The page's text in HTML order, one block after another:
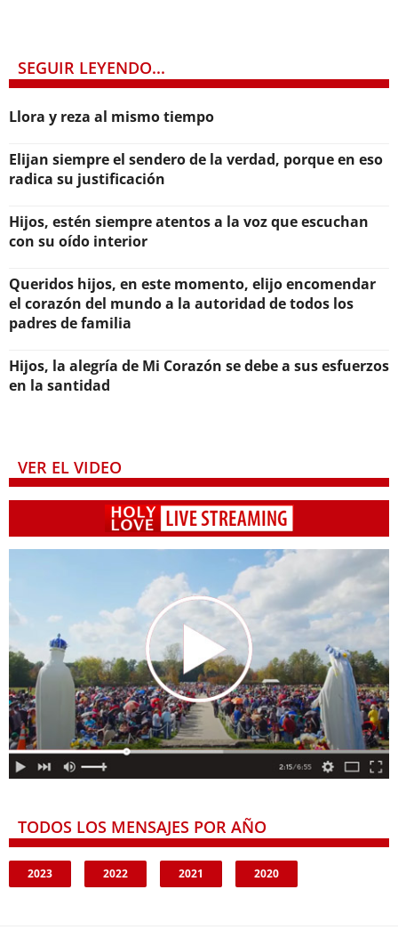
SEGUIR LEYENDO...
Llora y reza al mismo tiempo
Elijan siempre el sendero de la verdad, porque en eso
radica su justificación
Hijos, estén siempre atentos a la voz que escuchan
con su oído interior
Queridos hijos, en este momento, elijo encomendar
el corazón del mundo a la autoridad de todos los
padres de familia
Hijos, la alegría de Mi Corazón se debe a sus esfuerzos
en la santidad
VER EL VIDEO
TODOS LOS MENSAJES POR AÑO
2023 2022 2021 2020